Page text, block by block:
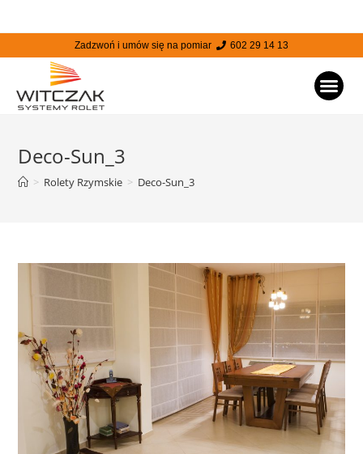
Zadzwoń i umów się na pomiar 602 29 14 13
Deco-Sun_3
> Rolety Rzymskie > Deco-Sun_3